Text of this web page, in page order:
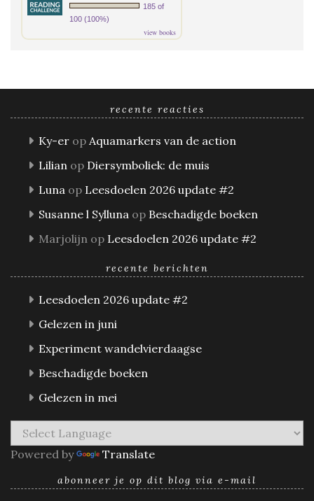
185 of
100 (100%)
view books
recente reacties
Ky-er op Aquamarkers van de action
Lilian op Diersymboliek: de muis
Luna op Leesdoelen 2026 update #2
Susanne l Sylluna op Beschadigde boeken
Marjolijn op Leesdoelen 2026 update #2
recente berichten
Leesdoelen 2026 update #2
Gelezen in juni
Experiment wandelvierdaagse
Beschadigde boeken
Gelezen in mei
Powered by Translate
abonneer je op dit blog via e-mail